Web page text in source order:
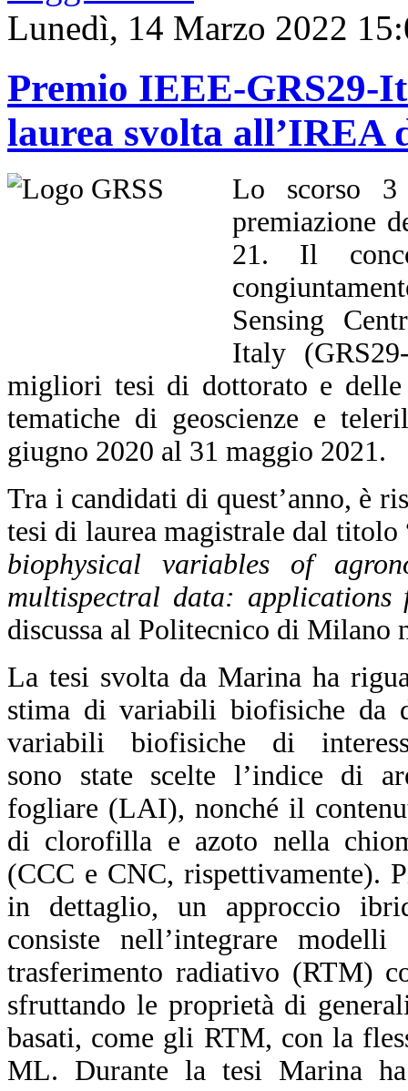
Lunedì, 14 Marzo 2022
Premio IEEE-GRS29-
laurea svolta all’IREA
Lo scorso
premiazione
21. Il
Sensing
Italy
migliori tesi di dottorato e
tematiche di geoscienze e
giugno 2020 al 31 maggio 2021.
Tra i candidati di quest’anno, è
tesi di laurea magistrale dal titolo
biophysical variables of
multispectral data: applications
discussa al Politecnico di Milano
La tesi svolta da Marina ha
stima di variabili biofisiche da
variabili biofisiche di
sono state scelte l’indice di
fogliare (LAI), nonché il
di clorofilla e azoto nella
(CCC e CNC, rispettivamente).
in dettaglio, un approccio
consiste nell’integrare modelli
trasferimento radiativo (RTM)
sfruttando le proprietà di
basati, come gli RTM, con la
ML. Durante la tesi Marina